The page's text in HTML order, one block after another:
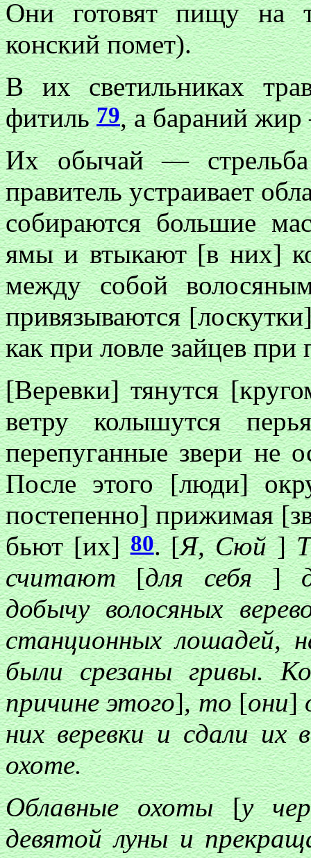
Они готовят пищу на
конский помет).
В их светильниках
фитиль79, а бараний
Их обычай —
правитель устраивает
собираются большие
ямы и втыкают [в них]
между собой
привязываются
как при ловле зайцев
[Веревки] тянутся
ветру колышутся
перепуганные звери не
После этого [люди]
постепенно] прижимая
бьют [их]80. [Я, Сюй]
считают[для себя]
добычу волосяных
станционных лошадей,
были срезаны гривы.
причине этого], то[они]
них веревки и сдали их
охоте.
Облавные охоты[у
девятой луны и